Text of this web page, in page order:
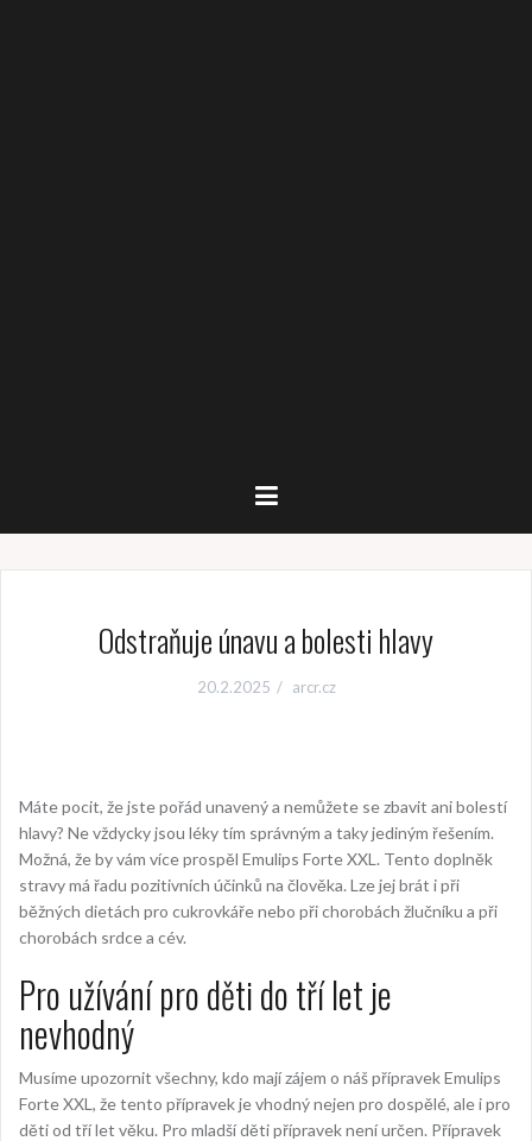
Odstraňuje únavu a bolesti hlavy
20.2.2025 arcr.cz
Máte pocit, že jste pořád unavený a nemůžete se zbavit ani bolestí
hlavy? Ne vždycky jsou léky tím správným a taky jediným řešením.
Možná, že by vám více prospěl Emulips Forte XXL . Tento doplněk
stravy má řadu pozitivních účinků na člověka. Lze jej brát i při
běžných dietách pro cukrovkáře nebo při chorobách žlučníku a při
chorobách srdce a cév.
Pro užívání pro děti do tří let je
nevhodný
Musíme upozornit všechny, kdo mají zájem o náš přípravek Emulips
Forte XXL, že tento přípravek je vhodný nejen pro dospělé, ale i pro
děti od tří let věku. Pro mladší děti přípravek není určen. Přípravek